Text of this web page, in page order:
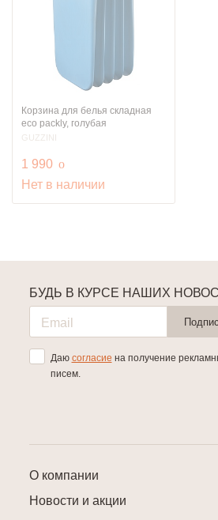
Корзина для белья складная
eco packly, голубая
GUZZINI
1 990 руб.
o
Нет в наличии
О компании
Новости и акции
БУДЬ В КУРСЕ НАШИХ
Даю согласие на получение
писем.